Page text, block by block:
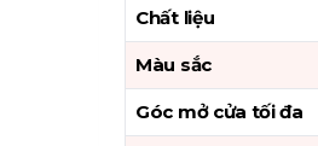
Chất liệu
Màu sắc
Góc mở cửa tối đa